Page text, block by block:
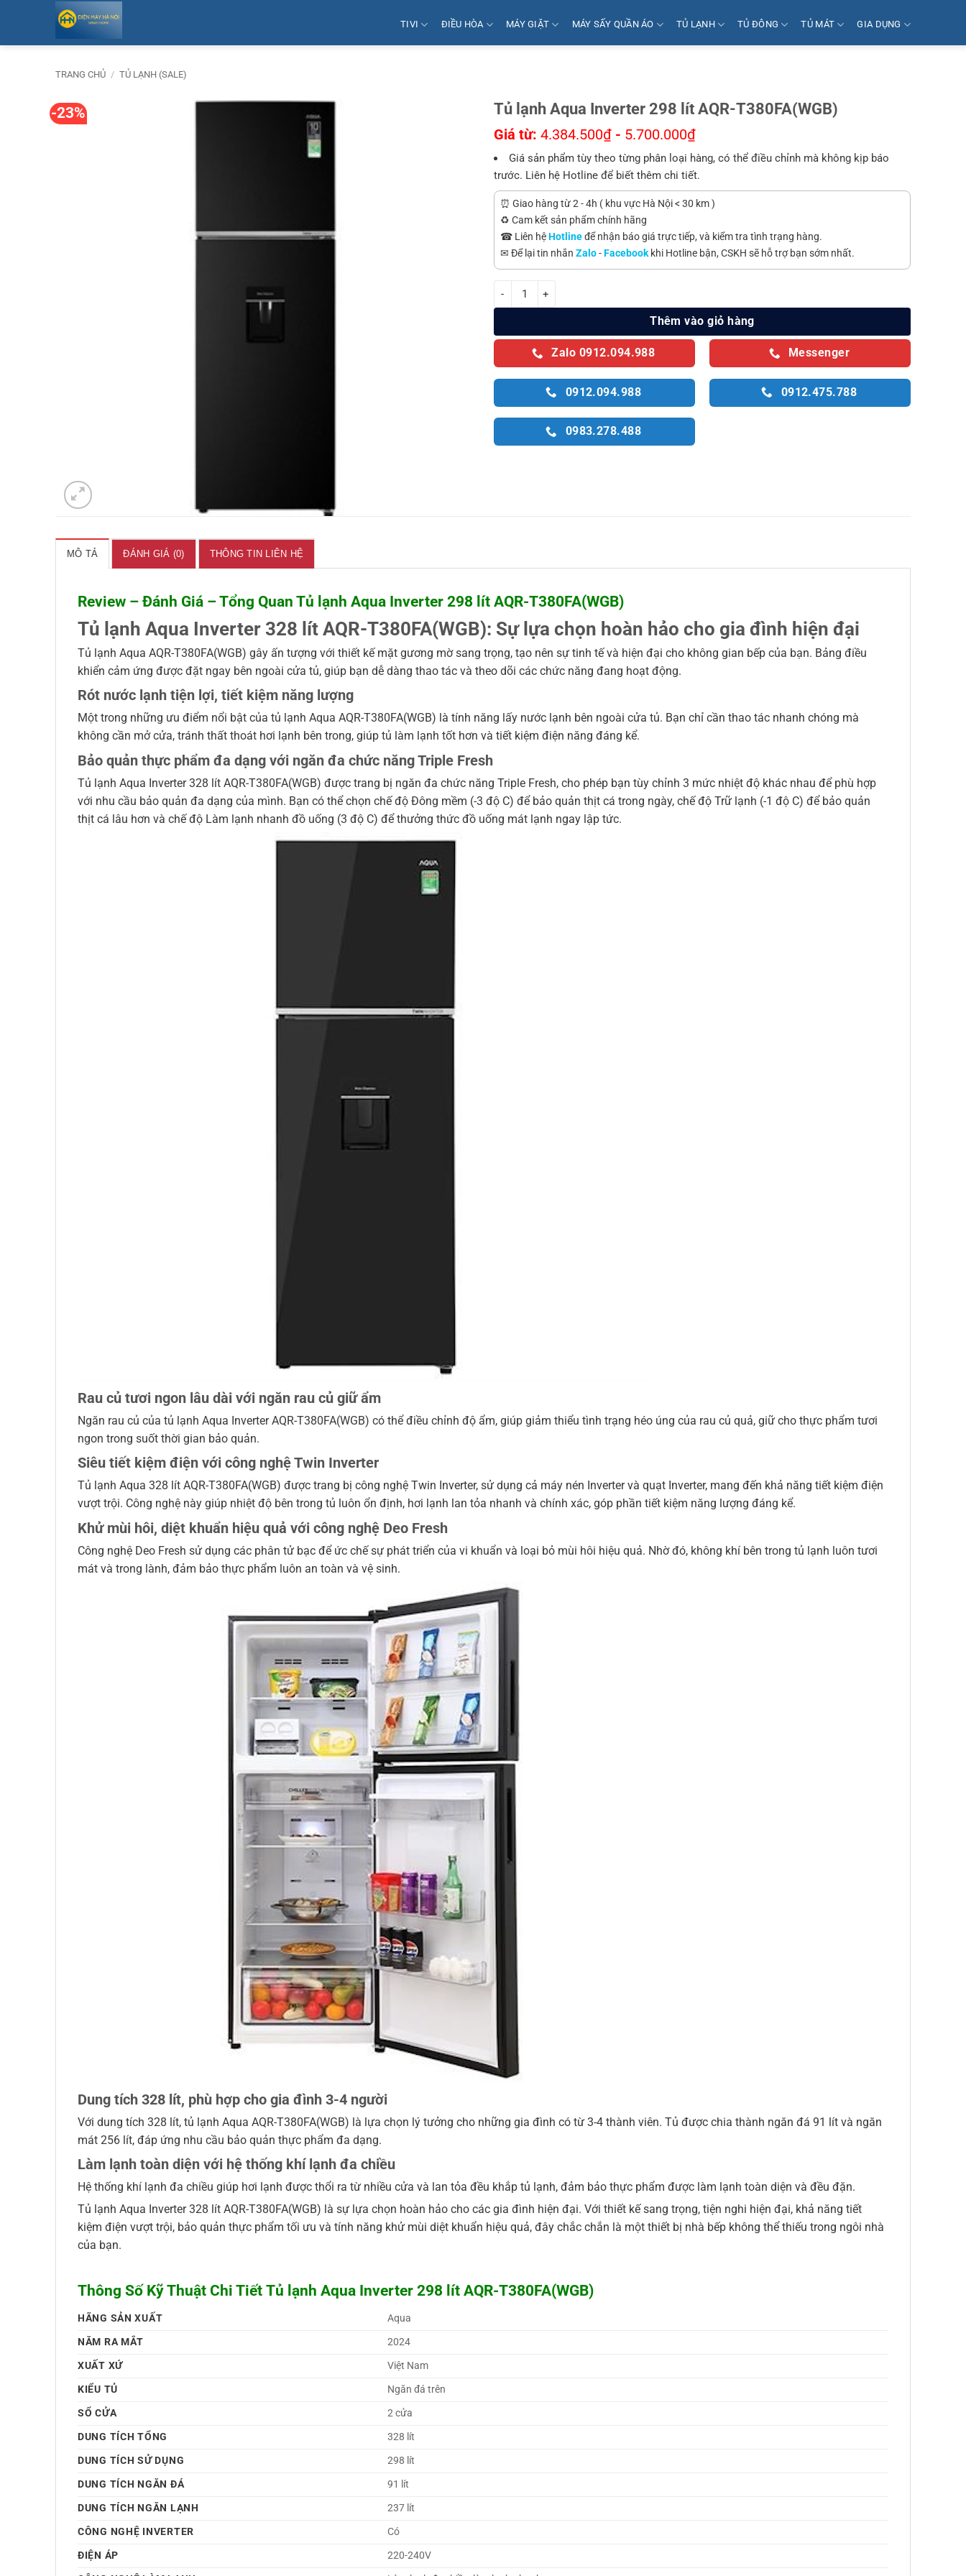
nội
TIVI ĐIỀU HÒA MÁY GIẶT MÁY SẤY QUẦN ÁO TỦ LẠNH TỦ ĐÔNG TỦ MÁT GIA DỤNG
TRANG CHỦ / TỦ LẠNH (SALE)
-23% Tủ lạnh Aqua Inverter 298 lít AQR-T380FA(WGB)
Giá từ: 4.384.500₫ - 5.700.000₫
Giá sản phẩm tùy theo từng phân loại hàng, có thể điều chỉnh mà không kịp báo
trước. Liên hệ Hotline để biết thêm chi tiết.
⏰ Giao hàng từ 2 - 4h ( khu vực Hà Nội < 30 km )
♻️ Cam kết sản phẩm chính hãng
☎ Liên hệHotlineđể nhận báo giá trực tiếp, và kiểm tra tình trạng hàng.
✉ Để lại tin nhắn Zalo-Facebook khi Hotline bận, CSKH sẽ hỗ trợ bạn sớm nhất.
Tủ lạnh Aqua Inverter 298 lít AQR-T380FA(WGB) số lượng
Thêm vào giỏ hàng
Zalo 0912.094.988 Messenger
0912.094.988 0912.475.788
0983.278.488
MÔ TẢ ĐÁNH GIÁ (0) THÔNG TIN LIÊN HỆ
Review – Đánh Giá – Tổng Quan Tủ lạnh Aqua Inverter 298 lít AQR-T380FA(WGB)
Tủ lạnh Aqua Inverter 328 lít AQR-T380FA(WGB): Sự lựa chọn hoàn hảo cho gia đình hiện đại
Tủ lạnh Aqua AQR-T380FA(WGB) gây ấn tượng với thiết kế mặt gương mờ sang trọng, tạo nên sự tinh tế và hiện đại cho không gian bếp của bạn. Bảng điều
khiển cảm ứng được đặt ngay bên ngoài cửa tủ, giúp bạn dễ dàng thao tác và theo dõi các chức năng đang hoạt động.
Rót nước lạnh tiện lợi, tiết kiệm năng lượng
Một trong những ưu điểm nổi bật của tủ lạnh Aqua AQR-T380FA(WGB) là tính năng lấy nước lạnh bên ngoài cửa tủ. Bạn chỉ cần thao tác nhanh chóng mà
không cần mở cửa, tránh thất thoát hơi lạnh bên trong, giúp tủ làm lạnh tốt hơn và tiết kiệm điện năng đáng kể.
Bảo quản thực phẩm đa dạng với ngăn đa chức năng Triple Fresh
Tủ lạnh Aqua Inverter 328 lít AQR-T380FA(WGB) được trang bị ngăn đa chức năng Triple Fresh, cho phép bạn tùy chỉnh 3 mức nhiệt độ khác nhau để phù hợp
với nhu cầu bảo quản đa dạng của mình. Bạn có thể chọn chế độ Đông mềm (-3 độ C) để bảo quản thịt cá trong ngày, chế độ Trữ lạnh (-1 độ C) để bảo quản
thịt cá lâu hơn và chế độ Làm lạnh nhanh đồ uống (3 độ C) để thưởng thức đồ uống mát lạnh ngay lập tức.
Rau củ tươi ngon lâu dài với ngăn rau củ giữ ẩm
Ngăn rau củ của tủ lạnh Aqua Inverter AQR-T380FA(WGB) có thể điều chỉnh độ ẩm, giúp giảm thiểu tình trạng héo úng của rau củ quả, giữ cho thực phẩm tươi
ngon trong suốt thời gian bảo quản.
Siêu tiết kiệm điện với công nghệ Twin Inverter
Tủ lạnh Aqua 328 lít AQR-T380FA(WGB) được trang bị công nghệ Twin Inverter, sử dụng cả máy nén Inverter và quạt Inverter, mang đến khả năng tiết kiệm điện
vượt trội. Công nghệ này giúp nhiệt độ bên trong tủ luôn ổn định, hơi lạnh lan tỏa nhanh và chính xác, góp phần tiết kiệm năng lượng đáng kể.
Khử mùi hôi, diệt khuẩn hiệu quả với công nghệ Deo Fresh
Công nghệ Deo Fresh sử dụng các phân tử bạc để ức chế sự phát triển của vi khuẩn và loại bỏ mùi hôi hiệu quả. Nhờ đó, không khí bên trong tủ lạnh luôn tươi
mát và trong lành, đảm bảo thực phẩm luôn an toàn và vệ sinh.
Dung tích 328 lít, phù hợp cho gia đình 3-4 người
Với dung tích 328 lít, tủ lạnh Aqua AQR-T380FA(WGB) là lựa chọn lý tưởng cho những gia đình có từ 3-4 thành viên. Tủ được chia thành ngăn đá 91 lít và ngăn
mát 256 lít, đáp ứng nhu cầu bảo quản thực phẩm đa dạng.
Làm lạnh toàn diện với hệ thống khí lạnh đa chiều
Hệ thống khí lạnh đa chiều giúp hơi lạnh được thổi ra từ nhiều cửa và lan tỏa đều khắp tủ lạnh, đảm bảo thực phẩm được làm lạnh toàn diện và đều đặn.
Tủ lạnh Aqua Inverter 328 lít AQR-T380FA(WGB) là sự lựa chọn hoàn hảo cho các gia đình hiện đại. Với thiết kế sang trọng, tiện nghi hiện đại, khả năng tiết
kiệm điện vượt trội, bảo quản thực phẩm tối ưu và tính năng khử mùi diệt khuẩn hiệu quả, đây chắc chắn là một thiết bị nhà bếp không thể thiếu trong ngôi nhà
của bạn.
Thông Số Kỹ Thuật Chi Tiết Tủ lạnh Aqua Inverter 298 lít AQR-T380FA(WGB)
HÃNG SẢN XUẤT
Aqua
NĂM RA MẮT
2024
XUẤT XỨ
Việt Nam
KIỂU TỦ
Ngăn đá trên
SỔ CỬA
2 cửa
DUNG TÍCH TỔNG
328 lít
DUNG TÍCH SỬ DỤNG
298 lít
DUNG TÍCH NGĂN ĐÁ
91 lít
DUNG TÍCH NGĂN LẠNH
237 lít
CÔNG NGHỆ INVERTER
Có
ĐIỆN ÁP
220-240V